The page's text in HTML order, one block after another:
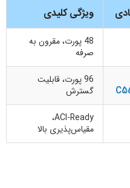
ویژگی کلیدی
48 پورت، مقرون به
صرفه
96 پورت، قابلیت
گسترش
ACI-Ready،
مقیاس‌پذیری بالا